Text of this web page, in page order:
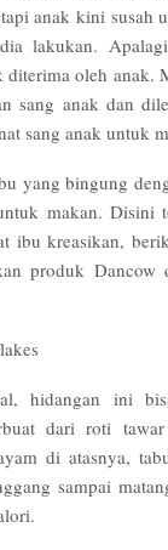
anak kini susah
lakukan.
diterima oleh anak.
sang anak dan
sang anak untuk
yang bingung
makan. Disini
ibu kreasikan,
produk Dancow
hidangan ini
dari roti
di atasnya,
sampai